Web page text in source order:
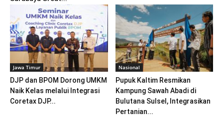
Jawa Timur
DJP dan BPOM Dorong UMKM
Naik Kelas melalui Integrasi
Coretax DJP...
Nasional
Pupuk Kaltim Resmikan
Kampung Sawah Abadi di
Bulutana Sulsel, Integrasikan
Pertanian...